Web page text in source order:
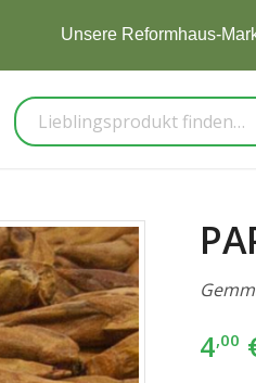
Unsere Reformhaus-
4,00